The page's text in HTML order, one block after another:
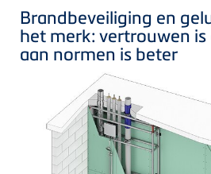
Brandbeveiliging en
het merk: vertrouwen
aan normen is beter